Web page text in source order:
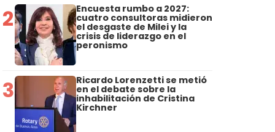
2 Encuesta rumbo a 2027:
cuatro consultoras midieron
el desgaste de Milei y la
crisis de liderazgo en el
peronismo
3 Ricardo Lorenzetti se metió
en el debate sobre la
inhabilitación de Cristina
Kirchner